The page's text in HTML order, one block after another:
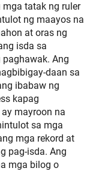
tatak ng ruler
ng maayos na
at oras ng
isda sa
Ang
daan sa
ibabaw ng
kapag
mayroon na
sa mga
mga rekord at
pag-isda. Ang
mga bilog o